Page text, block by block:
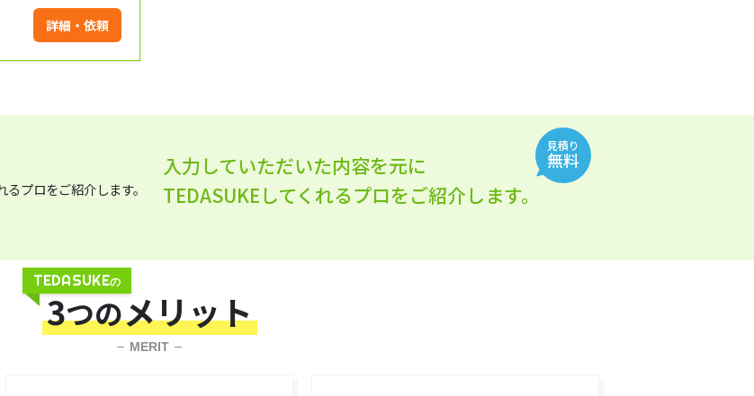
詳細・依頼
入力していただいた内容を元に
TEDASUKEしてくれるプロをご紹介します。
見積り
無料
TEDASUKEの
3つのメリット
MERIT